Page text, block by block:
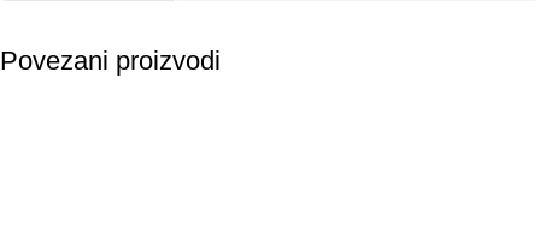
Povezani proizvodi